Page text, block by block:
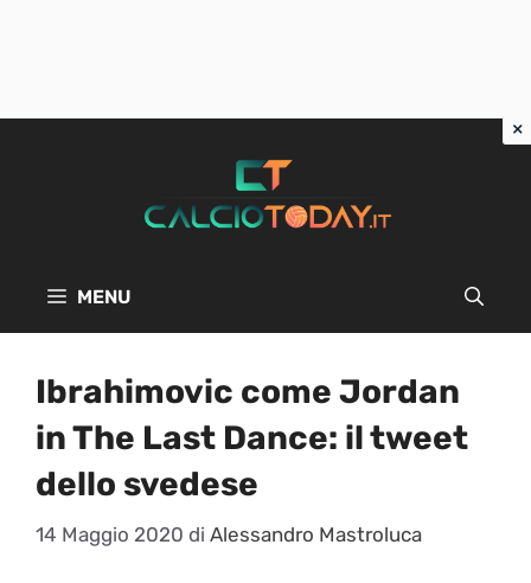
MENU
Ibrahimovic come Jordan
in The Last Dance: il tweet
dello svedese
14 Maggio 2020 di Alessandro Mastroluca